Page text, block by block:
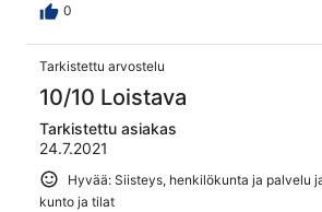
0
Tarkistettu arvostelu
10/10 Loistava
Tarkistettu asiakas
24.7.2021
Hyvää: Siisteys, henkilökunta ja palvelu
kunto ja tilat